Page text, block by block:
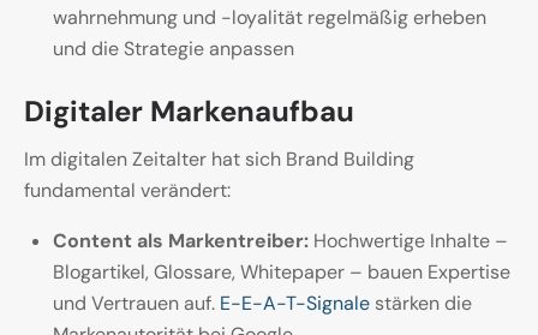
wahrnehmung und -loyalität regelmäßig erheben
und die Strategie anpassen
Digitaler Markenaufbau
Im digitalen Zeitalter hat sich Brand Building
fundamental verändert:
Content als Markentreiber: Hochwertige Inhalte –
Blogartikel, Glossare, Whitepaper – bauen Expertise
und Vertrauen auf. E-E-A-T-Signale stärken die